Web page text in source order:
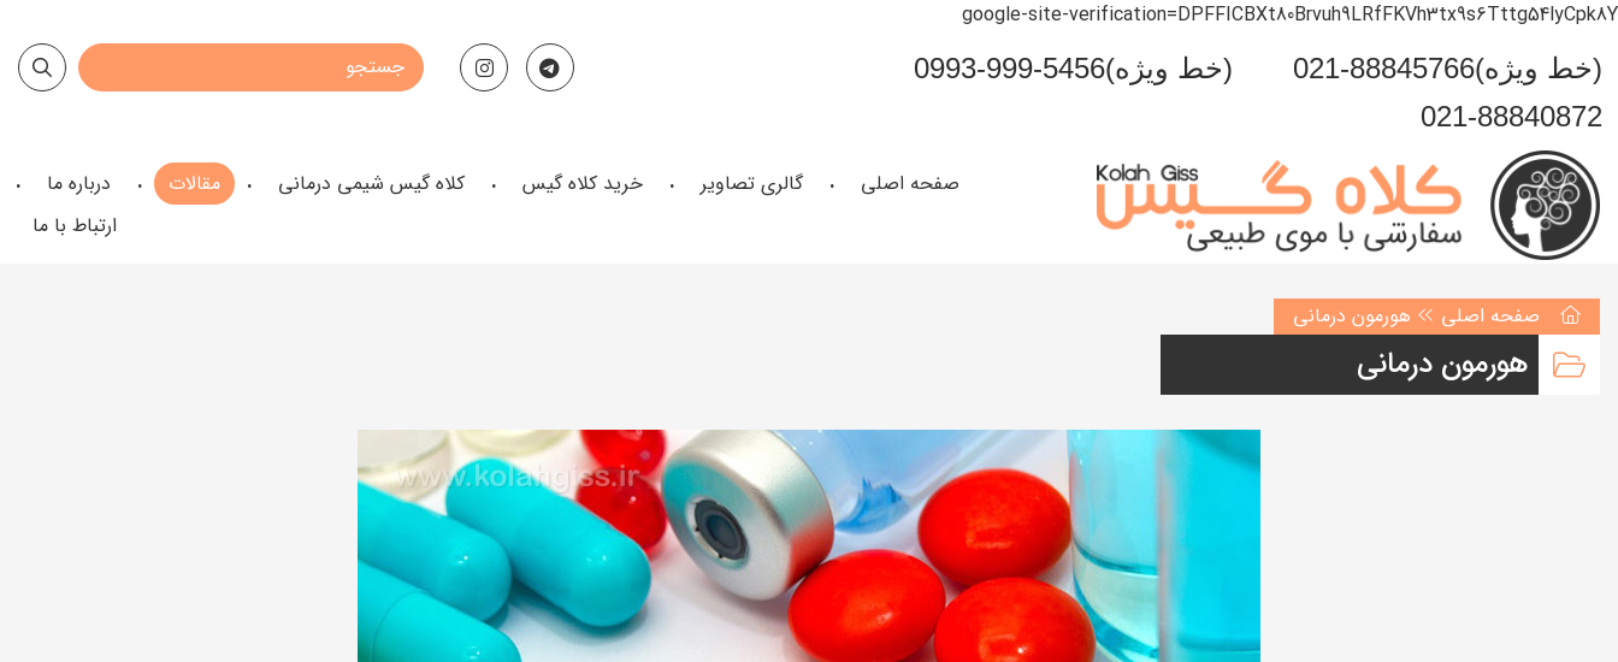
google-site-verification=DPFFICBXt80Brvuh9LRfFKVh3tx9s6Tttg54lyCpk8Y
021-88845766(خط ویژه)
0993-999-5456(خط ویژه)
021-88840872
صفحه اصلی گالری تصاویر خرید کلاه گیس کلاه گیس شیمی درمانی مقالات
درباره ما
ارتباط با ما
صفحه اصلی هورمون درمانی
هورمون درمانی